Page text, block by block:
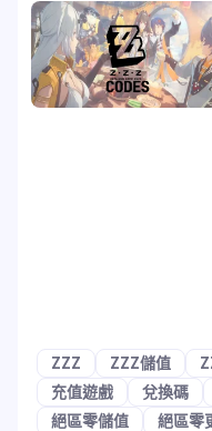
ZZZ
ZZZ儲值
充值遊戲
兌換碼
絕區零儲值
絕區零